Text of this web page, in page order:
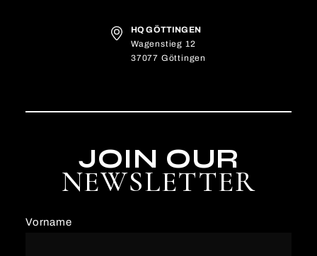
HQ GÖTTINGEN
Wagenstieg 12
37077 Göttingen
JOIN OUR
NEWSLETTER
Vorname